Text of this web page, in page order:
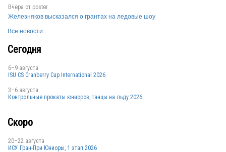
Вчера от poster
Железняков высказался о грантах на ледовые шоу
Все новости
Сегодня
6–9 августа
ISU CS Cranberry Cup International 2026
3–6 августа
Контрольные прокаты юниоров, танцы на льду 2026
Скоро
20–22 августа
ИСУ Гран-При Юниоры, 1 этап 2026